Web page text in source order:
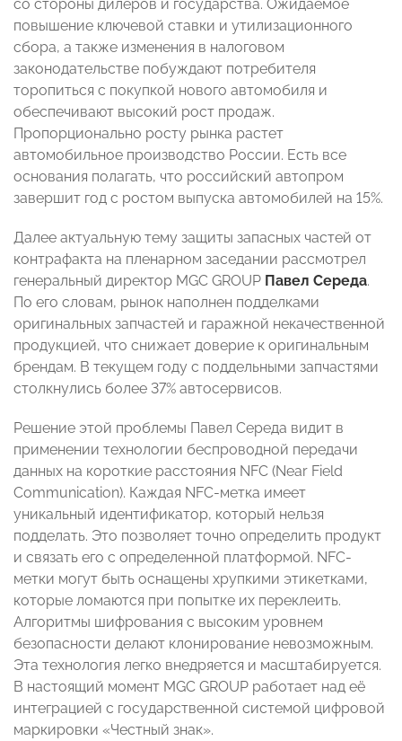
со стороны дилеров и государства. Ожидаемое
повышение ключевой ставки и утилизационного
сбора, а также изменения в налоговом
законодательстве побуждают потребителя
торопиться с покупкой нового автомобиля и
обеспечивают высокий рост продаж.
Пропорционально росту рынка растет
автомобильное производство России. Есть все
основания полагать, что российский автопром
завершит год с ростом выпуска автомобилей на 15%.
Далее актуальную тему защиты запасных частей от
контрафакта на пленарном заседании рассмотрел
генеральный директор MGC GROUP Павел Середа.
По его словам, рынок наполнен подделками
оригинальных запчастей и гаражной некачественной
продукцией, что снижает доверие к оригинальным
брендам. В текущем году с поддельными запчастями
столкнулись более 37% автосервисов.
Решение этой проблемы Павел Середа видит в
применении технологии беспроводной передачи
данных на короткие расстояния NFC (Near Field
Communication). Каждая NFC-метка имеет
уникальный идентификатор, который нельзя
подделать. Это позволяет точно определить продукт
и связать его с определенной платформой. NFC-
метки могут быть оснащены хрупкими этикетками,
которые ломаются при попытке их переклеить.
Алгоритмы шифрования с высоким уровнем
безопасности делают клонирование невозможным.
Эта технология легко внедряется и масштабируется.
В настоящий момент MGC GROUP работает над её
интеграцией с государственной системой цифровой
маркировки «Честный знак».